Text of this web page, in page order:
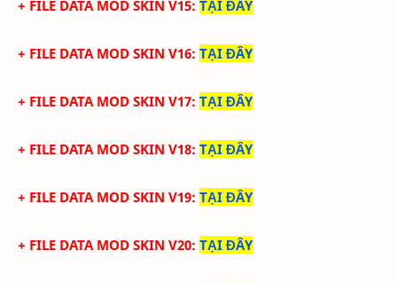
+ FILE DATA MOD SKIN V15: TẠI ĐÂY
+ FILE DATA MOD SKIN V16: TẠI ĐÂY
+ FILE DATA MOD SKIN V17: TẠI ĐÂY
+ FILE DATA MOD SKIN V18: TẠI ĐÂY
+ FILE DATA MOD SKIN V19: TẠI ĐÂY
+ FILE DATA MOD SKIN V20: TẠI ĐÂY